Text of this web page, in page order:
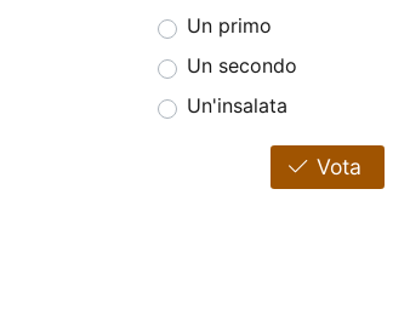
Un primo
Un secondo
Un'insalata
Vota